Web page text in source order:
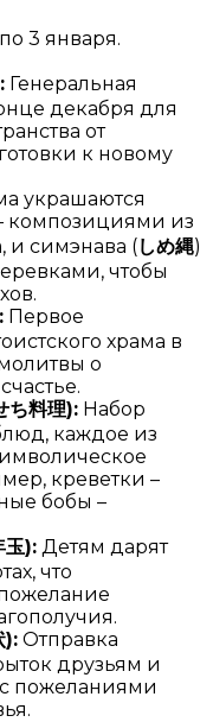
3 января.
Генеральная
декабря для
от
к новому
украшаются
композициями из
и симэнава (しめ縄)
чтобы
Первое
храма в
о
ち料理): Набор
каждое из
креветки –
бобы –
玉): Детям дарят
что
): Отправка
друзьям и
пожеланиями